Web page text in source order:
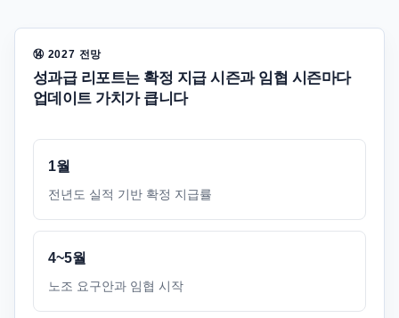
⑭ 2027 전망
성과급 리포트는 확정 지급 시즌과 임협 시즌마다
업데이트 가치가 큽니다
1월
전년도 실적 기반 확정 지급률
4~5월
노조 요구안과 임협 시작